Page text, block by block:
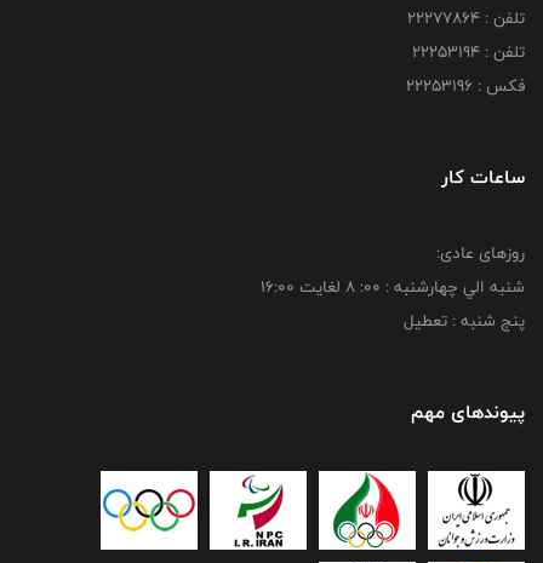
تلفن : 22277864
تلفن : 22253194
فکس : 22253196
ساعات کار
روزهای عادی:
شنبه الي چهارشنبه : 00: 8 لغايت 16:00
پنج شنبه : تعطیل
پیوندهای مهم